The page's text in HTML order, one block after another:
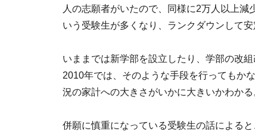
人の志願者がいたので、同様に2万人以上
いう受験生が多くなり、ランクダウンして
いままでは新学部を設立したり、学部の改
2010年では、そのような手段を行ってもか
況の家計への大きさがいかに大きいかわかる
併願に慎重になっている受験生の話による